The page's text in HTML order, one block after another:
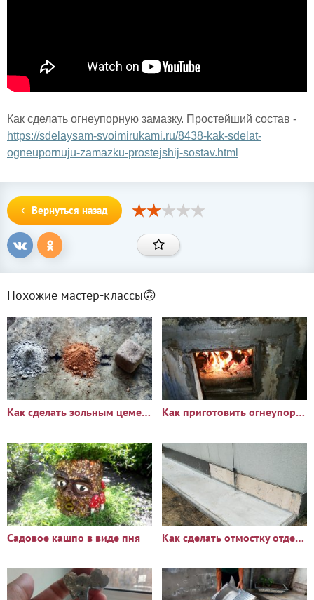
Как сделать огнеупорную замазку. Простейший состав -
https://sdelaysam-svoimirukami.ru/8438-kak-sdelat-
ogneupornuju-zamazku-prostejshij-sostav.html
Вернуться назад
Похожие мастер-классы🙃
Как сделать зольным цемент из древесины Как приготовить огнеупорный раствор и оштукатурить им печь
Садовое кашпо в виде пня Как сделать отмостку отдельного строения